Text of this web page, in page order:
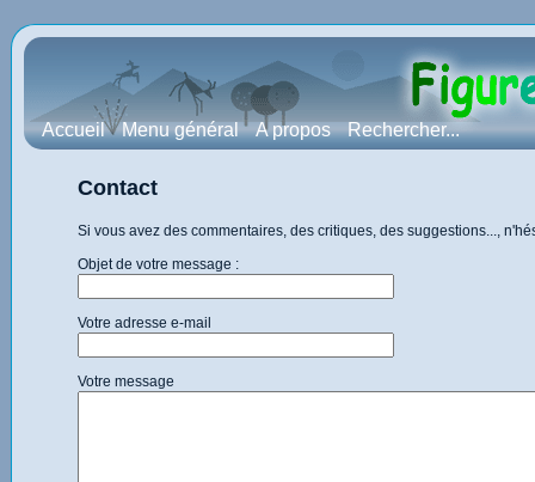
Accueil Menu général A propos Rechercher...
Contact
Si vous avez des commentaires, des critiques, des suggestions...,
Objet de votre message :
Votre adresse e-mail
Votre message